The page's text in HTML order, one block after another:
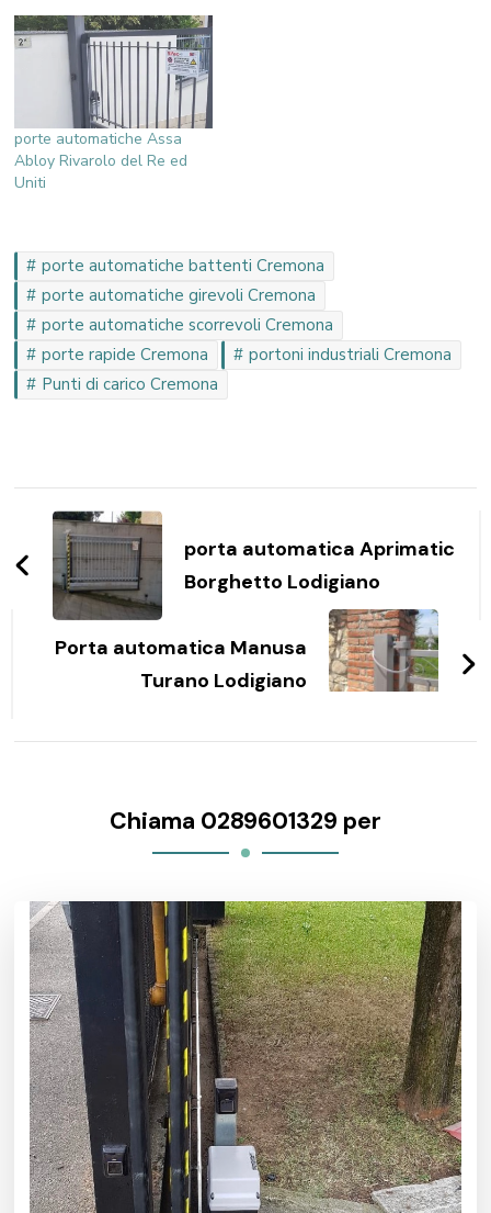
porte automatiche Assa
Abloy Rivarolo del Re ed
Uniti
porte automatiche battenti Cremona
porte automatiche girevoli Cremona
porte automatiche scorrevoli Cremona
porte rapide Cremona
portoni industriali Cremona
Punti di carico Cremona
Navigazione
articoli
porta automatica Aprimatic
Borghetto Lodigiano
Porta automatica Manusa
Turano Lodigiano
Chiama 0289601329 per